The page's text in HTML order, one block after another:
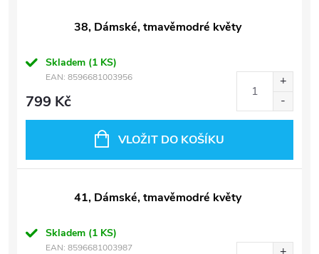
38, Dámské, tmavěmodré květy
Skladem (1 KS)
EAN: 8596681003956
799 Kč
VLOŽIT DO KOŠÍKU
41, Dámské, tmavěmodré květy
Skladem (1 KS)
EAN: 8596681003987